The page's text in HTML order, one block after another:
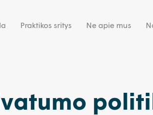
Praktikos sritys Ne apie mus